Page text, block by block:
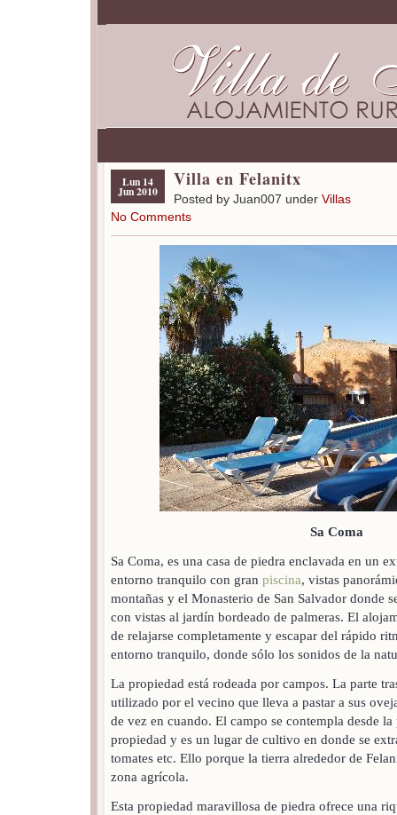
Lun 14
Jun 2010
Villa en Felanitx
Posted by Juan007 under Villas
No Comments
Sa Coma
Sa Coma, es una casa de piedra enclavada en un
entorno tranquilo con gran piscina, vistas
montañas y el Monasterio de San Salvador donde
con vistas al jardín bordeado de palmeras. El
de relajarse completamente y escapar del rápido
entorno tranquilo, donde sólo los sonidos de la
La propiedad está rodeada por campos. La parte
utilizado por el vecino que lleva a pastar a sus
de vez en cuando. El campo se contempla desde la
propiedad y es un lugar de cultivo en donde se
tomates etc. Ello porque la tierra alrededor de
zona agrícola.
Esta propiedad maravillosa de piedra ofrece una